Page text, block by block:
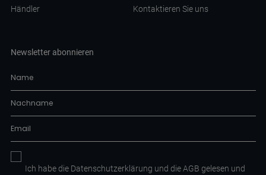
Händler
Kontaktieren Sie uns
Newsletter abonnieren
Ich habe die Datenschutzerklärung und die AGB gelesen und